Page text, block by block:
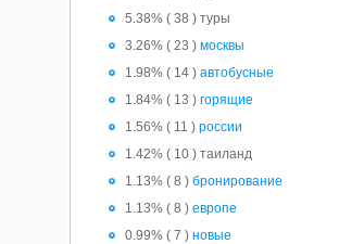
5.38% ( 38 ) туры
3.26% ( 23 ) москвы
1.98% ( 14 ) автобусные
1.84% ( 13 ) горящие
1.56% ( 11 ) россии
1.42% ( 10 ) таиланд
1.13% ( 8 ) бронирование
1.13% ( 8 ) европе
0.99% ( 7 ) новые